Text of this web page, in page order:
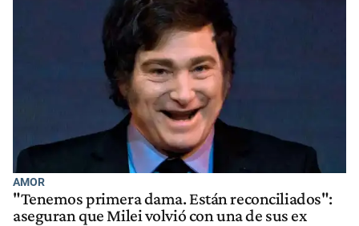
AMOR
"Tenemos primera dama. Están reconciliados":
aseguran que Milei volvió con una de sus ex